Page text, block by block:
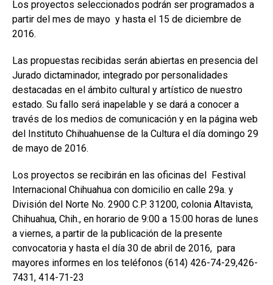
Los proyectos seleccionados podrán ser programados a
partir del mes de mayo y hasta el 15 de diciembre de
2016.
Las propuestas recibidas serán abiertas en presencia del
Jurado dictaminador, integrado por personalidades
destacadas en el ámbito cultural y artístico de nuestro
estado. Su fallo será inapelable y se dará a conocer a
través de los medios de comunicación y en la página web
del Instituto Chihuahuense de la Cultura el día domingo 29
de mayo de 2016.
Los proyectos se recibirán en las oficinas del Festival
Internacional Chihuahua con domicilio en calle 29a. y
División del Norte No. 2900 C.P. 31200, colonia Altavista,
Chihuahua, Chih., en horario de 9:00 a 15:00 horas de lunes
a viernes, a partir de la publicación de la presente
convocatoria y hasta el día 30 de abril de 2016, para
mayores informes en los teléfonos (614) 426-74-29,426-
7431, 414-71-23